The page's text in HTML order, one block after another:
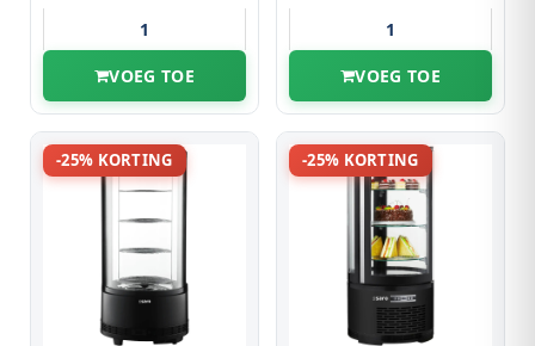
VOEG TOE VOEG TOE
-25% KORTING -25% KORTING